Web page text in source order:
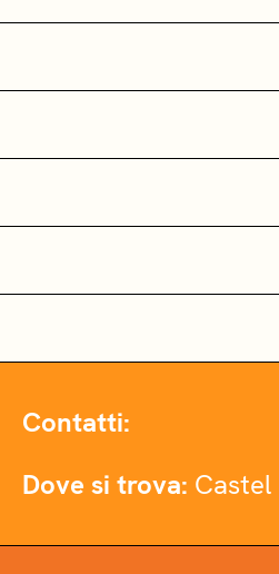
Contatti:
Dove si trova: Castel